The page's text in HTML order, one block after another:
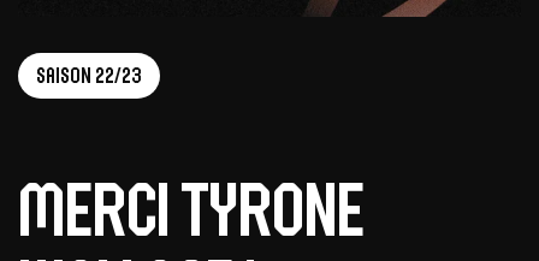
Saison 22/23
Merci Tyrone